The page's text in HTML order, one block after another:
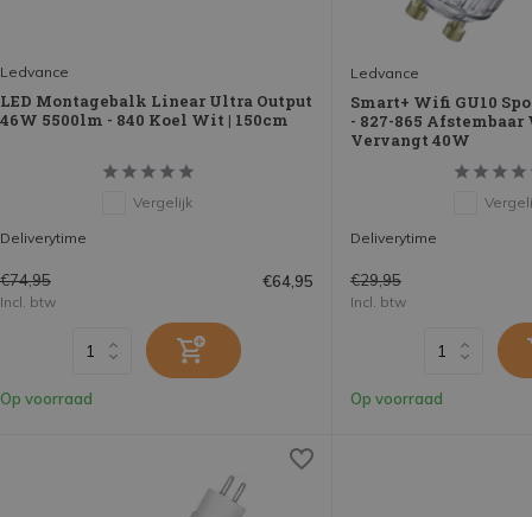
Ledvance
LED Montagebalk Linear Ultra Output
46W 5500lm - 840 Koel Wit | 150cm
Vergelijk
Deliverytime
€74,95 €64,95
Incl. btw
Op voorraad
Ledvance
Smart+ Wifi GU10
- 827-865
Vervangt 40W
Deliverytime
€29,95
Incl. btw
Op voorraad